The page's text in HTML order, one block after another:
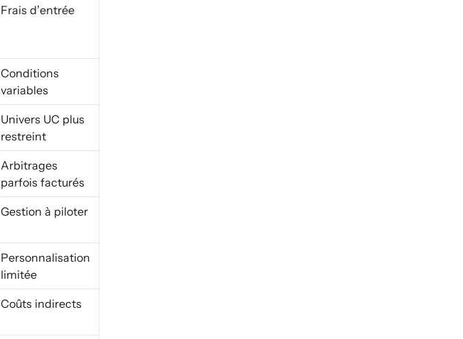
Frais d’entrée
Conditions
variables
Univers UC plus
restreint
Arbitrages
parfois facturés
Gestion à piloter
Personnalisation
limitée
Coûts indirects